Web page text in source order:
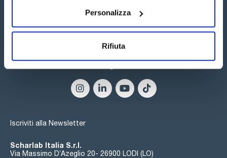
Personalizza
Rifiuta
Iscriviti alla Newsletter
Scharlab Italia S.r.l.
Via Massimo D’Azeglio 20- 26900 LODI (LO)